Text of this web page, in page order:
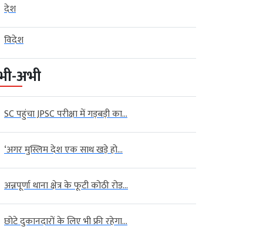
देश
विदेश
अभी
SC पहुंचा JPSC परीक्षा में गड़बड़ी का...
‘अगर मुस्लिम देश एक साथ खड़े हो...
अन्नपूर्णा थाना क्षेत्र के फूटी कोठी रोड...
छोटे दुकानदारों के लिए भी फ्री रहेगा...